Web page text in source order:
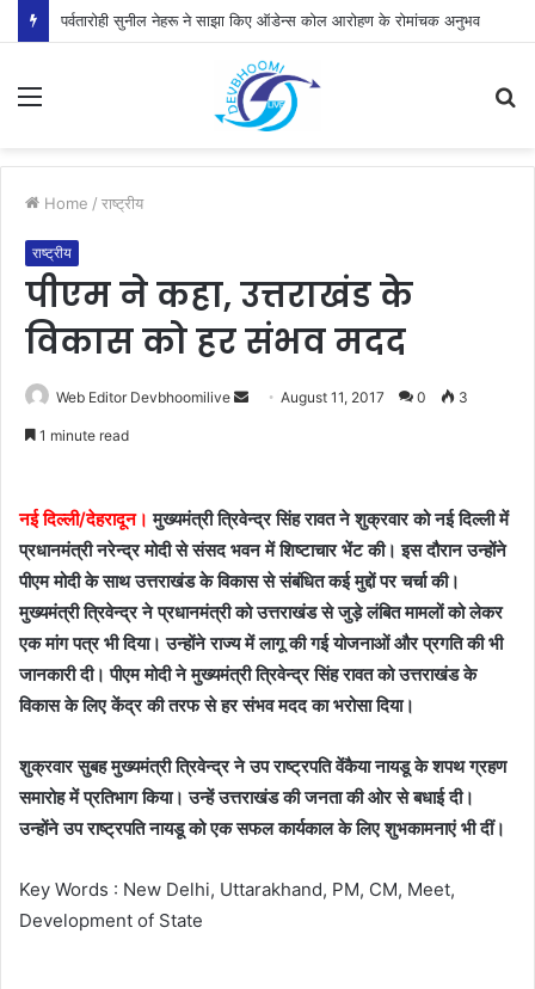
पर्वतारोही सुनील नेहरू ने साझा किए ऑडेन्स कोल आरोहण के रोमांचक अनुभव
Menu
Home / राष्ट्रीय
राष्ट्रीय
पीएम ने कहा, उत्तराखंड के
विकास को हर संभव मदद
Web Editor Devbhoomilive
SendAugust 11, 2017 0 3
1 minute read
नई दिल्ली/देहरादून। मुख्यमंत्री त्रिवेन्द्र सिंह रावत ने शुक्रवार को नई दिल्ली में
प्रधानमंत्री नरेन्द्र मोदी से संसद भवन में शिष्टाचार भेंट की। इस दौरान उन्होंने
पीएम मोदी के साथ उत्तराखंड के विकास से संबंधित कई मुद्दों पर चर्चा की।
मुख्यमंत्री त्रिवेन्द्र ने प्रधानमंत्री को उत्तराखंड से जुड़े लंबित मामलों को लेकर
एक मांग पत्र भी दिया। उन्होंने राज्य में लागू की गई योजनाओं और प्रगति की भी
जानकारी दी। पीएम मोदी ने मुख्यमंत्री त्रिवेन्द्र सिंह रावत को उत्तराखंड के
विकास के लिए केंद्र की तरफ से हर संभव मदद का भरोसा दिया।
शुक्रवार सुबह मुख्यमंत्री त्रिवेन्द्र ने उप राष्ट्रपति वेंकैया नायडू के शपथ ग्रहण
समारोह में प्रतिभाग किया। उन्हें उत्तराखंड की जनता की ओर से बधाई दी।
उन्होंने उप राष्ट्रपति नायडू को एक सफल कार्यकाल के लिए शुभकामनाएं भी दीं।
Key Words : New Delhi, Uttarakhand, PM, CM, Meet,
Development of State